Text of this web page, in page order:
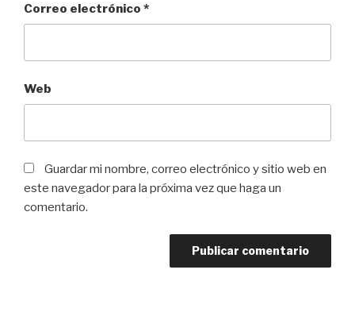
Correo electrónico *
Web
Guardar mi nombre, correo electrónico y sitio web en
este navegador para la próxima vez que haga un
comentario.